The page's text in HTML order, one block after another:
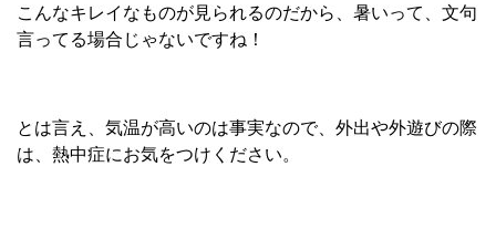
こんなキレイなものが見られるのだから、暑いって、文句
言ってる場合じゃないですね！
とは言え、気温が高いのは事実なので、外出や外遊びの際
は、熱中症にお気をつけください。